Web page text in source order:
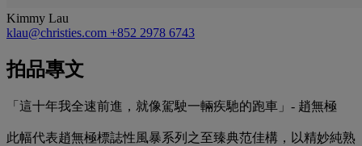
Kimmy Lau
klau@christies.com +852 2978 6743
拍品專文
「這十年我全速前進，就像駕駛一輛疾馳的跑車」- 趙無極
此幅代表趙無極標誌性風暴系列之至臻典范佳構，以精妙純熟